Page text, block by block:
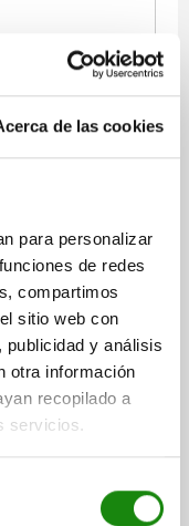
de las cookies
para personalizar
de redes
compartimos
sitio web con
y análisis
otra información
recopilado a
servicios.
D=6,
SIN
ACABADO
ANTRACITA
7021
FORMA=C
F X 30°=1,8
N=8
DETALLES